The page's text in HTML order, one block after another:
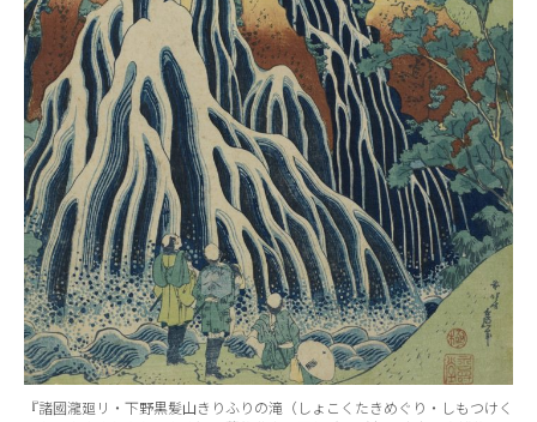
『諸國瀧廻リ・下野黒髪山きりふりの滝（しょこくたきめぐり・しもつけく